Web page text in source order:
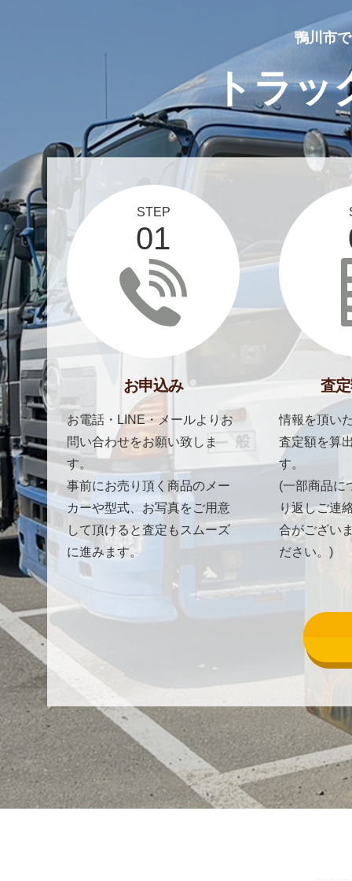
鴨川市
トラッ
STEP
01
お申込み
お電話・LINE・メールよりお
問い合わせをお願い致しま
す。
事前にお売り頂く商品のメー
カーや型式、お写真をご用意
して頂けると査定もスムーズ
に進みます。
査
情報を頂い
査定額を算
す。
(一部商品に
り返しご連
合がござい
ださい。)